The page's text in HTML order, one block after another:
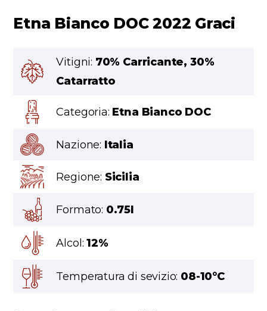
Etna Bianco DOC 2022 Graci
Vitigni: 70% Carricante, 30%
Catarratto
Categoria: Etna Bianco DOC
Nazione: Italia
Regione: Sicilia
Formato: 0.75l
Alcol:12%
Temperatura di sevizio: 08-10°C